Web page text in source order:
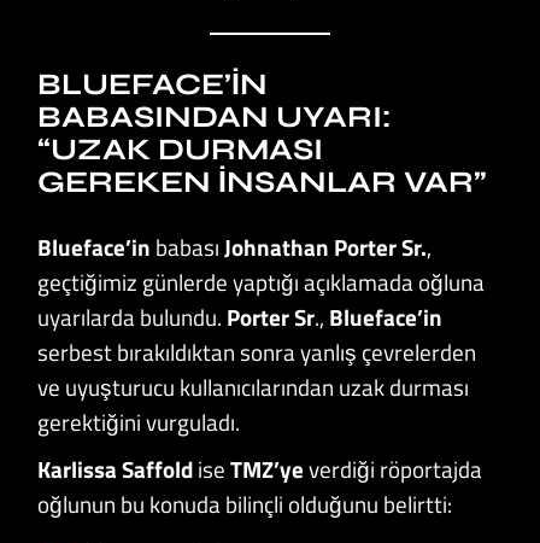
BLUEFACE’IN
BABASINDAN UYARI:
“UZAK DURMASI
GEREKEN İNSANLAR VAR”
Blueface’in babasıJohnathan Porter Sr.,
geçtiğimiz günlerde yaptığı açıklamada oğluna
uyarılarda bulundu. Porter Sr., Blueface’in
serbest bırakıldıktan sonra yanlış çevrelerden
ve uyuşturucu kullanıcılarından uzak durması
gerektiğini vurguladı.
Karlissa SaffoldiseTMZ’yeverdiği röportajda
oğlunun bu konuda bilinçli olduğunu belirtti: